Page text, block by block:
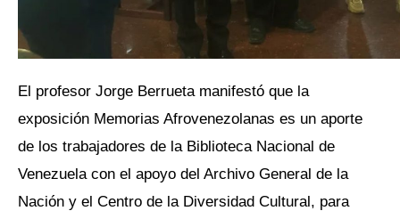
El profesor Jorge Berrueta manifestó que la
exposición Memorias Afrovenezolanas es un aporte
de los trabajadores de la Biblioteca Nacional de
Venezuela con el apoyo del Archivo General de la
Nación y el Centro de la Diversidad Cultural, para